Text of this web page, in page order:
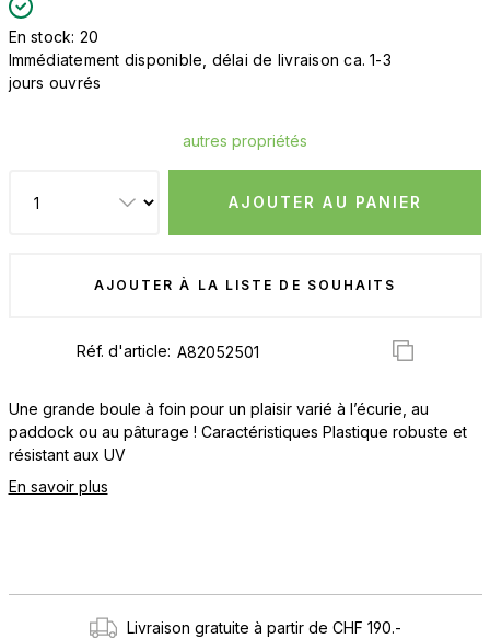
En stock: 20
Immédiatement disponible, délai de livraison ca. 1-3
jours ouvrés
autres propriétés
AJOUTER AU PANIER
AJOUTER À LA LISTE DE SOUHAITS
Réf. d'article:
Une grande boule à foin pour un plaisir varié à l’écurie, au
paddock ou au pâturage ! Caractéristiques Plastique robuste et
résistant aux UV
En savoir plus
Livraison gratuite à partir de CHF 190.-